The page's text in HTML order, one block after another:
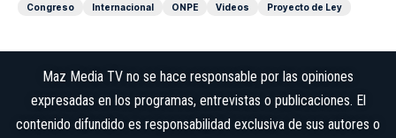
Congreso
Internacional ONPE Videos Proyecto de Ley
Maz Media TV no se hace responsable por las opiniones
expresadas en los programas, entrevistas o publicaciones. El
contenido difundido es responsabilidad exclusiva de sus autores o